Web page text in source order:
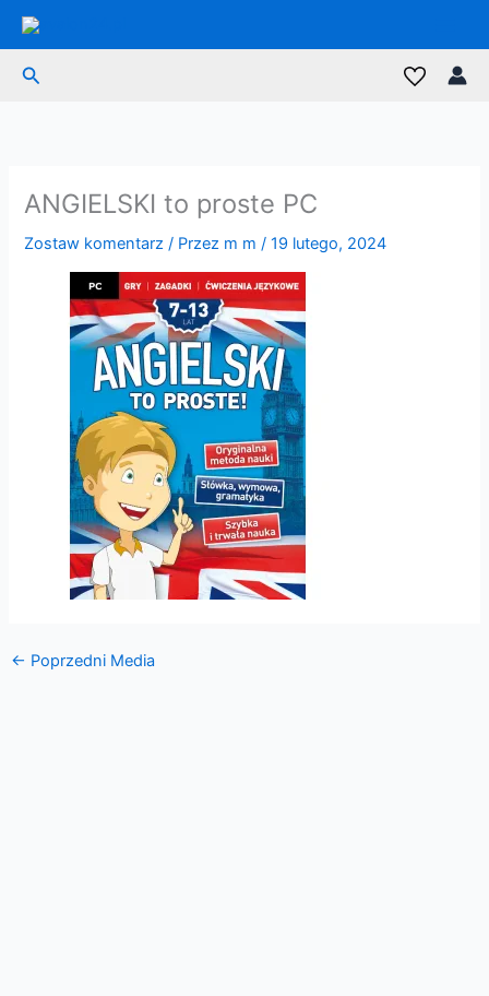
Przejdź
treściSzukaj
ANGIELSKI to proste PC
Zostaw komentarz / Przez m m/19 lutego, 2024
← Poprzedni Media